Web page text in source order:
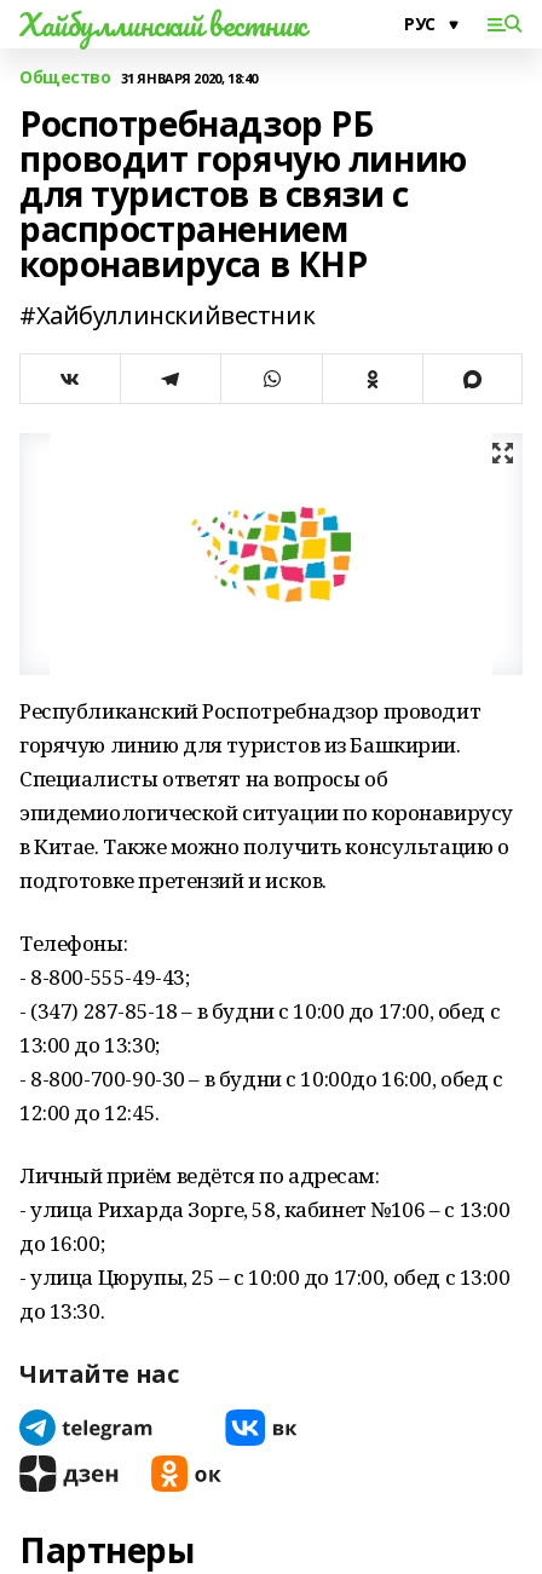
Хайбуллинский вестник
Общество 31 ЯНВАРЯ 2020, 18:40
Роспотребнадзор РБ
проводит горячую линию
для туристов в связи с
распространением
коронавируса в КНР
#Хайбуллинскийвестник
Республиканский Роспотребнадзор проводит
горячую линию для туристов из Башкирии.
Специалисты ответят на вопросы об
эпидемиологической ситуации по коронавирусу
в Китае. Также можно получить консультацию о
подготовке претензий и исков.
Телефоны:
- 8-800-555-49-43;
- (347) 287-85-18 – в будни с 10:00 до 17:00, обед с
13:00 до 13:30;
- 8-800-700-90-30 – в будни с 10:00до 16:00, обед с
12:00 до 12:45.
Личный приём ведётся по адресам:
- улица Рихарда Зорге, 58, кабинет №106 – с 13:00
до 16:00;
- улица Цюрупы, 25 – с 10:00 до 17:00, обед с 13:00
до 13:30.
Читайте нас
Партнеры